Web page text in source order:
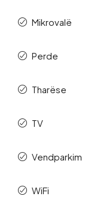
Mikrovalë
Perde
Tharëse
TV
Vendparkim
WiFi